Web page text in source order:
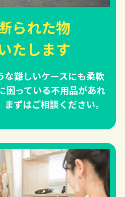
られた物
たします
な難しいケースにも柔軟
困っている不用品があれ
ずはご相談ください。